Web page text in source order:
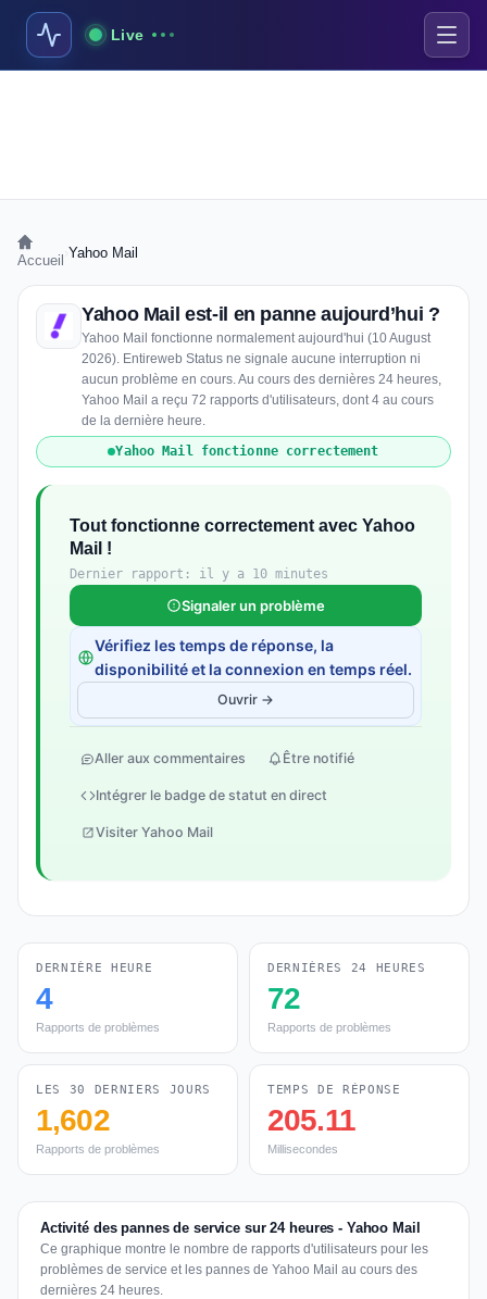
Live
Accueil Yahoo Mail
Yahoo Mail est-il en panne aujourd’hui ?
Yahoo Mail fonctionne normalement aujourd'hui (10 August
2026). Entireweb Status ne signale aucune interruption ni
aucun problème en cours. Au cours des dernières 24 heures,
Yahoo Mail a reçu 72 rapports d'utilisateurs, dont 4 au cours
de la dernière heure.
Yahoo Mail fonctionne correctement
Tout fonctionne correctement avec Yahoo
Mail !
Dernier rapport: il y a 10 minutes
Signaler un problème
Vérifiez les temps de réponse, la
disponibilité et la connexion en temps réel.
Ouvrir →
Aller aux commentaires Être notifié
Intégrer le badge de statut en direct
Visiter Yahoo Mail
DERNIÈRE HEURE
4
Rapports de problèmes
DERNIÈRES 24 HEURES
72
Rapports de problèmes
LES 30 DERNIERS JOURS
1,602
Rapports de problèmes
TEMPS DE RÉPONSE
205.11
Millisecondes
Activité des pannes de service sur 24 heures - Yahoo Mail
Ce graphique montre le nombre de rapports d'utilisateurs pour les
problèmes de service et les pannes de Yahoo Mail au cours des
dernières 24 heures.